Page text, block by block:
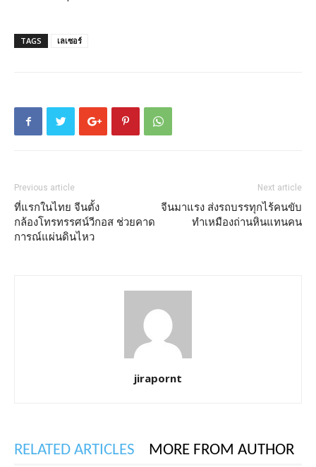
TAGS เลเซอร์
Previous article
ที่แรกในไทย จีนตั้ง
กล้องโทรทรรศน์วีกอส ช่วยคาด
การณ์แผ่นดินไหว
Next article
จีนมาแรง ส่งรถบรรทุกไร้คนขับ
ทำเหมืองถ่านหินแทนคน
jirapornt
RELATED ARTICLES MORE FROM AUTHOR